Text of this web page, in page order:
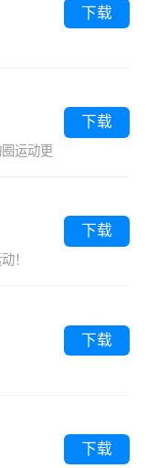
下载
运动更
下载
！
下载
下载
下载